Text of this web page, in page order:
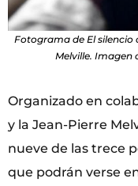
Fotograma de El silencio
Melville. Imagen
Organizado en
y la Jean-Pierre
nueve de las trece
que podrán verse